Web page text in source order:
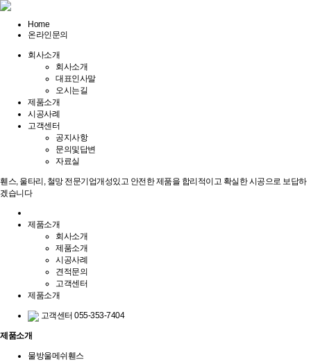
Home
온라인문의
회사소개
회사소개
대표인사말
오시는길
제품소개
시공사례
고객센터
공지사항
문의및답변
자료실
휀스, 울타리, 철망 전문기업개성있고 안전한 제품을 합리적이고 확실한 시공으로 보답하
겠습니다
제품소개
회사소개
제품소개
시공사례
견적문의
고객센터
제품소개
고객센터 055-353-7404
제품소개
물방울메쉬휀스